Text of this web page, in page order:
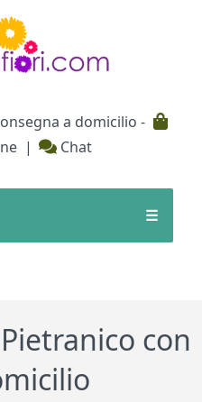
a domicilio -
| Chat
☰
con